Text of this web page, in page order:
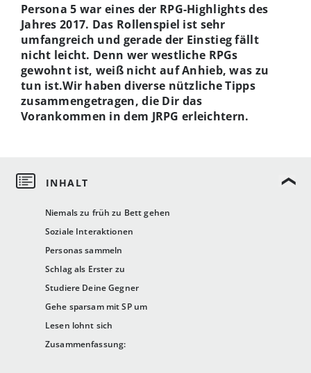
Niemals zu früh zu Bett gehen
Soziale Interaktionen
Personas sammeln
Schlag als Erster zu
Studiere Deine Gegner
Gehe sparsam mit SP um
Lesen lohnt sich
Zusammenfassung:
Persona 5 war eines der RPG-Highlights des
Jahres 2017. Das Rollenspiel ist sehr
umfangreich und gerade der Einstieg fällt
nicht leicht. Denn wer westliche RPGs
gewohnt ist, weiß nicht auf Anhieb, was zu
tun ist.Wir haben diverse nützliche Tipps
zusammengetragen, die Dir das
Vorankommen in dem JRPG erleichtern.